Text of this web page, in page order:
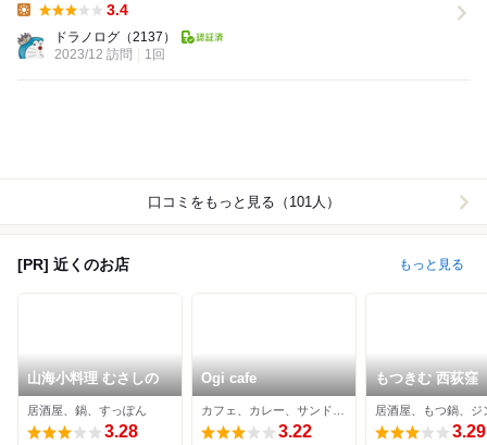
3.4
ドラノログ （2137）
2023/12 訪問
1回
口コミをもっと見る（101人）
[PR] 近くのお店 もっと見る
山海小料理 むさしの
居酒屋、鍋、すっぽん
3.28
Ogi cafe
3.22
もつきむ 西荻窪
3.29